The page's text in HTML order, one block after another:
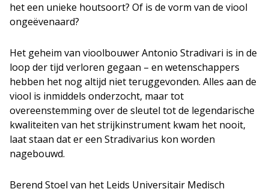
het een unieke houtsoort? Of is de vorm van de viool
ongeëvenaard?
Het geheim van vioolbouwer Antonio Stradivari is in de
loop der tijd verloren gegaan – en wetenschappers
hebben het nog altijd niet teruggevonden. Alles aan de
viool is inmiddels onderzocht, maar tot
overeenstemming over de sleutel tot de legendarische
kwaliteiten van het strijkinstrument kwam het nooit,
laat staan dat er een Stradivarius kon worden
nagebouwd.
Berend Stoel van het Leids Universitair Medisch